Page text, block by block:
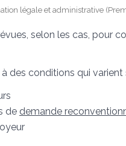
légale et administrative
selon les cas, pour
des conditions qui varient
de demande